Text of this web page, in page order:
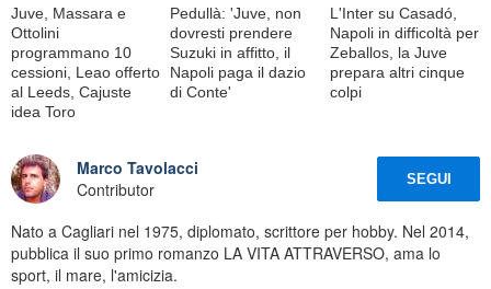
Juve, Massara e
Ottolini
programmano 10
cessioni, Leao offerto
al Leeds, Cajuste
idea Toro
Pedullà: 'Juve, non
dovresti prendere
Suzuki in affitto, il
Napoli paga il dazio
di Conte'
L'Inter su Casadó,
Napoli in difficoltà per
Zeballos, la Juve
prepara altri cinque
colpi
Marco Tavolacci
Contributor
SEGUI
Nato a Cagliari nel 1975, diplomato, scrittore per hobby. Nel 2014,
pubblica il suo primo romanzo LA VITA ATTRAVERSO, ama lo
sport, il mare, l'amicizia.